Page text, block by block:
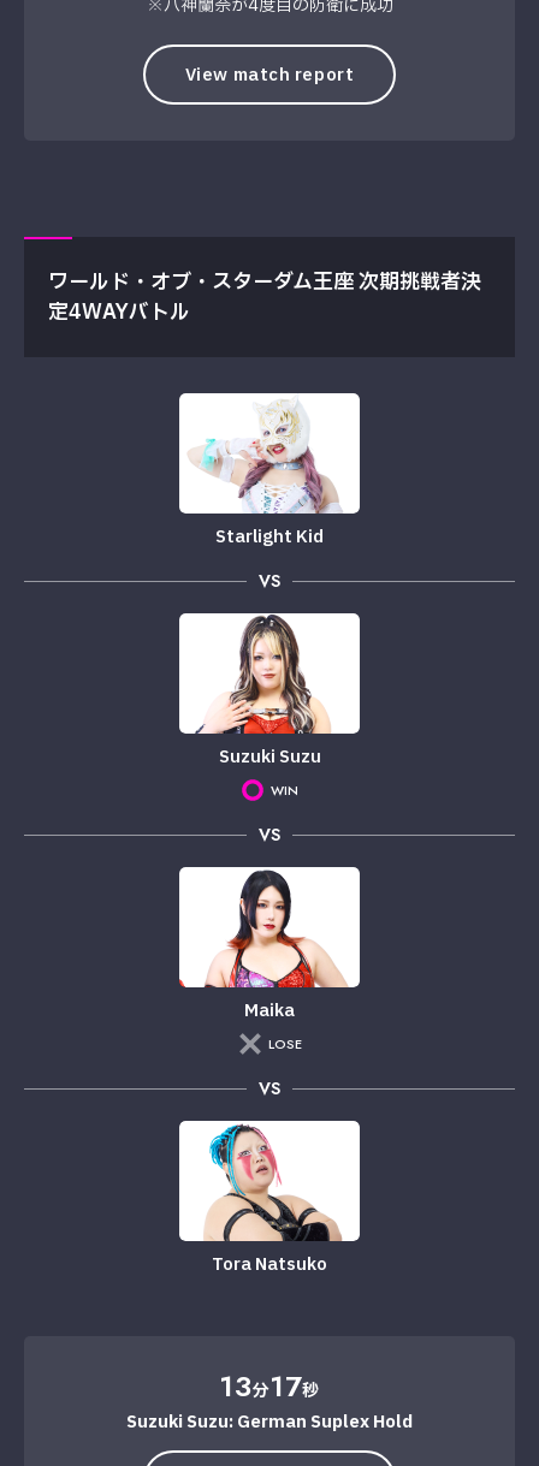
※八神蘭奈が4度目の防衛に成功
View match report
ワールド・オブ・スターダム王座 次期挑戦者決
定4WAYバトル
Starlight Kid
VS
Suzuki Suzu
WIN
VS
Maika
LOSE
VS
Tora Natsuko
13分17秒
Suzuki Suzu: German Suplex Hold